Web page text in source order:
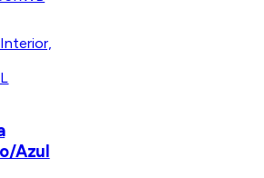
Azul